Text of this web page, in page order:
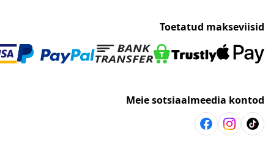
Toetatud makseviisid
Meie sotsiaalmeedia kontod